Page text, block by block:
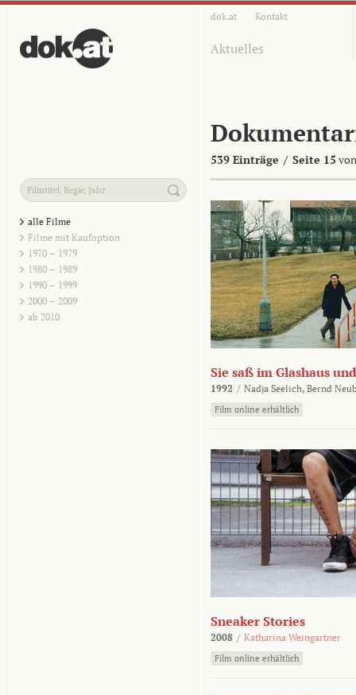
dok.at Kontakt
Aktuelles
539 Einträge / Seite 15
alle Filme
Filme mit Kaufoption
1970 – 1979
1980 – 1989
1990 – 1999
2000 – 2009
ab 2010
Sie saß im Glashaus
1992 / Nadja Seelich, Bernd
Film online erhältlich
Sneaker Stories
2008 / Katharina Weingartner
Film online erhältlich